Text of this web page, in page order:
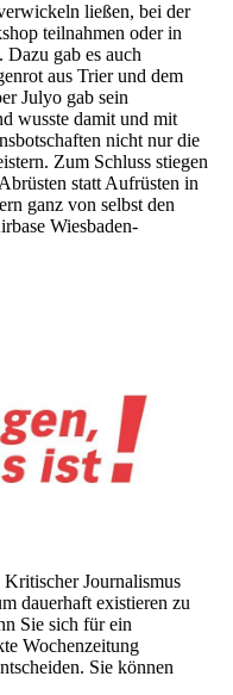
ließen, bei der
teilnahmen oder in
gab es auch
aus Trier und dem
Julyo gab sein
wusste damit und mit
nicht nur die
Zum Schluss stiegen
statt Aufrüsten in
ganz von selbst den
Wiesbaden-
Journalismus
dauerhaft existieren zu
Sie sich für ein
Wochenzeitung
Sie können